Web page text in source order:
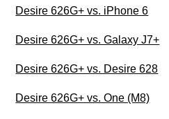
Desire 626G+ vs. iPhone 6
Desire 626G+ vs. Galaxy J7+
Desire 626G+ vs. Desire 628
Desire 626G+ vs. One (M8)